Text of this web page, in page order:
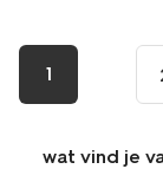
1
wat vind je